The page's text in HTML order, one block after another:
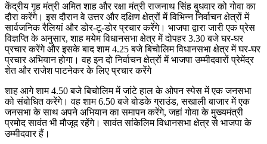
केंद्रीय गृह मंत्री अमित शाह और रक्षा मंत्री राजनाथ सिंह बुधवार को गोवा का
दौरा करेंगे। इस दौरान वे उत्तर और दक्षिण क्षेत्रों में विभिन्न निर्वाचन क्षेत्रों में
सार्वजनिक रैलियां और डोर-टू-डोर प्रचार करेंगे। भाजपा द्वारा जारी एक प्रेस
विज्ञप्ति के अनुसार, शाह मयेम विधानसभा क्षेत्र में दोपहर 3.30 बजे घर-घर
प्रचार करेंगे और इसके बाद शाम 4.25 बजे बिचोलिम विधानसभा क्षेत्र में घर-घर
प्रचार अभियान होगा। वह इन दो निर्वाचन क्षेत्रों में भाजपा उम्मीदवारों प्रेमेंद्र
शेत और राजेश पाटनेकर के लिए प्रचार करेंगे
शाह आगे शाम 4.50 बजे बिचोलिम में जांटे हाल के ओपन स्पेस में एक जनसभा
को संबोधित करेंगे। वह शाम 6.50 बजे बोडके ग्राउंड, सखाली बाजार में एक
जनसभा के साथ अपने अभियान का समापन करेंगे, जहां गोवा के मुख्यमंत्री
प्रमोद सावंत भी मौजूद रहेंगे। सावंत सांकेलिम विधानसभा क्षेत्र से भाजपा के
उम्मीदवार हैं।